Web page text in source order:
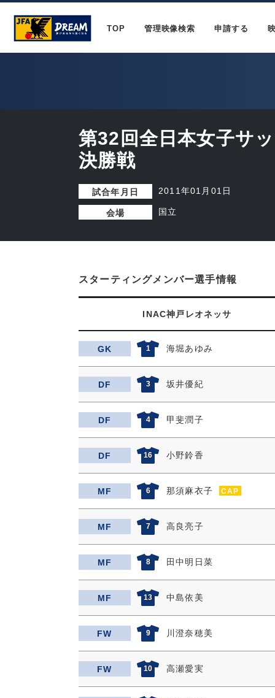
TOP 管理映像検索 申請する
第32回全日本女子サ
決勝戦
試合年月日 2011年01月01日
会場 国立
スターティングメンバー選手情報
INAC神戸レオネッサ
GK 1 海堀あゆみ
DF 3 坂井優紀
DF 4 甲斐潤子
DF 16 小野鈴香
MF 6 那須麻衣子 CAP
MF 7 高良亮子
MF 8 田中明日菜
MF 13 中島依美
FW 9 川澄奈穂美
FW 10 高瀬愛実